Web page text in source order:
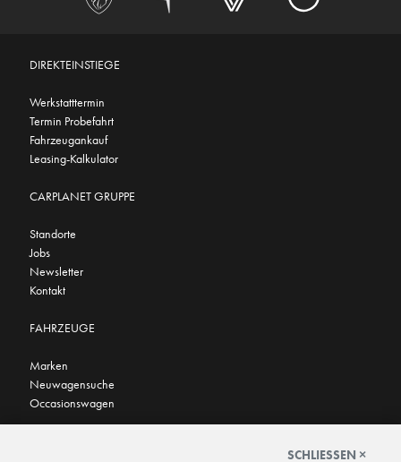
DIREKTEINSTIEGE
Werkstatttermin
Termin Probefahrt
Fahrzeugankauf
Leasing-Kalkulator
CARPLANET GRUPPE
Standorte
Jobs
Newsletter
Kontakt
FAHRZEUGE
Marken
Neuwagensuche
Occasionswagen
SCHLIESSEN ×